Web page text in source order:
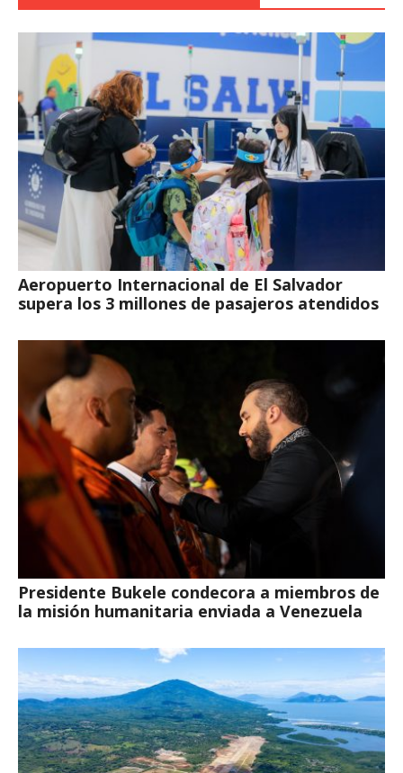
Aeropuerto Internacional de El Salvador
supera los 3 millones de pasajeros atendidos
Presidente Bukele condecora a miembros de
la misión humanitaria enviada a Venezuela